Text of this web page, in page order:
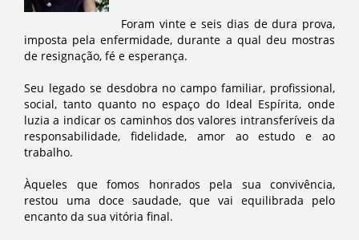
Foram vinte e seis dias de dura prova,
imposta pela enfermidade, durante a qual deu mostras
de resignação, fé e esperança.
Seu legado se desdobra no campo familiar, profissional,
social, tanto quanto no espaço do Ideal Espírita, onde
luzia a indicar os caminhos dos valores intransferíveis da
responsabilidade, fidelidade, amor ao estudo e ao
trabalho.
Àqueles que fomos honrados pela sua convivência,
restou uma doce saudade, que vai equilibrada pelo
encanto da sua vitória final.